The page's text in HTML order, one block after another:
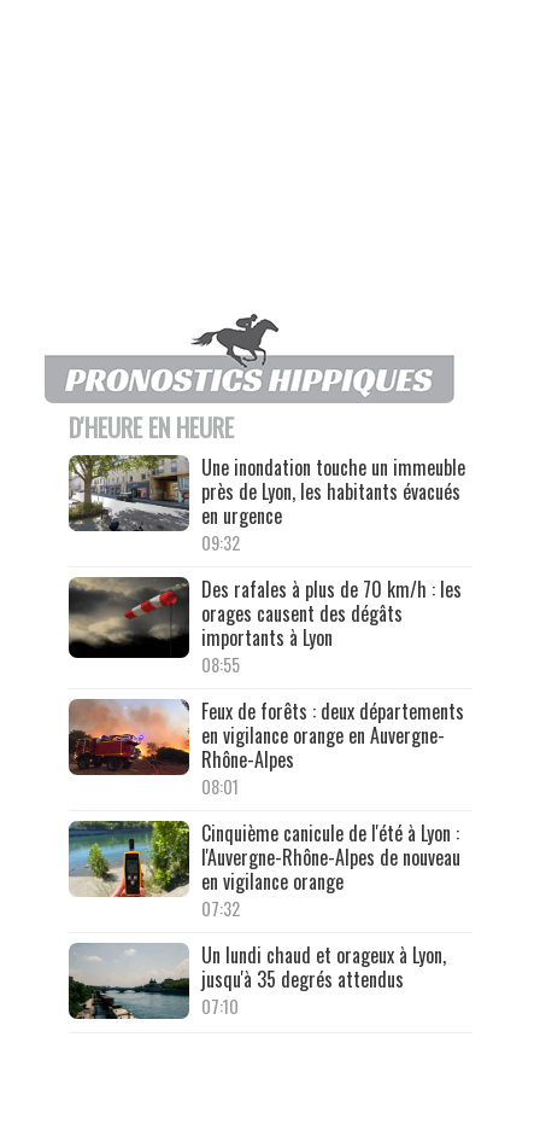
D'HEURE EN HEURE
Une inondation touche un immeuble
près de Lyon, les habitants évacués
en urgence
09:32
Des rafales à plus de 70 km/h : les
orages causent des dégâts
importants à Lyon
08:55
Feux de forêts : deux départements
en vigilance orange en Auvergne-
Rhône-Alpes
08:01
Cinquième canicule de l'été à Lyon :
l'Auvergne-Rhône-Alpes de nouveau
en vigilance orange
07:32
Un lundi chaud et orageux à Lyon,
jusqu'à 35 degrés attendus
07:10